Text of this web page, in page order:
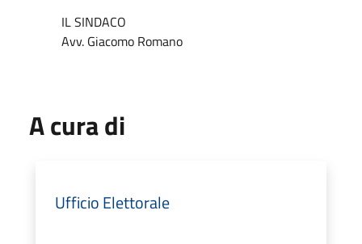
IL SINDACO
Avv. Giacomo Romano
A cura di
Ufficio Elettorale